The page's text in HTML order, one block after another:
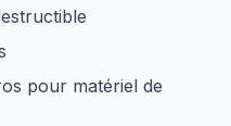
pour matériel de